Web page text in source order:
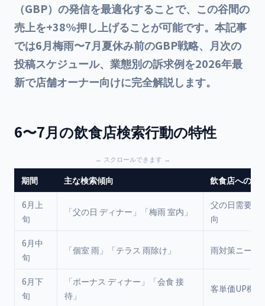
（GBP）の発信を最適化することで、この谷間の
売上を+38%押し上げることが可能です。本記事
では6月梅雨〜7月夏休み前のGBP戦略、月次の
投稿スケジュール、業態別の訴求例を2026年最
新で店舗オーナー向けに完全解説します。
6〜7月の飲食店検索行動の特性
期間 主な検索傾向 飲食店への影
6月上
旬
「父の日 ディナー」「梅雨 室内」
父の日需要・
向
6月中
旬
「個室 雨」「テラス 雨除け」 雨対策ニーズ
6月下
旬
「ボーナス ディナー」「会食 接
待」
客単価UP機会